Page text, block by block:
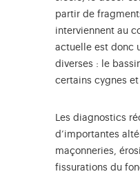
partir de
interviennent au
actuelle est donc
diverses : le
certains cygnes
Les diagnostics
d’importantes
maçonneries,
fissurations du